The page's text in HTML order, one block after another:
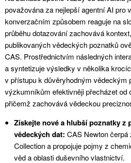
považována za nejlepší agentní AI pro
konverzačním způsobem reaguje na
průběhu dotazování zachovává
publikovaných vědeckých poznatků
CAS. Prostřednictvím následných
a syntetizuje výsledky v několika
v přístupu k důvěryhodným vědeckým
výzkumníkům efektivněji přecházet od
přičemž zachovává vědeckou
Získejte nové a hlubší poznatky z
vědeckých dat: CAS Newton čerpá
Collection a propojuje pojmy z
věd a oblasti duševního vlastnictví.